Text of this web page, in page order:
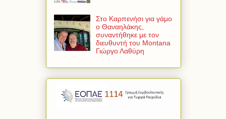
Στο Καρπενήσι για γάμο
ο Θαναηλάκης,
συναντήθηκε με τον
διευθυντή του Montana
Γιώργο Λαθύρη